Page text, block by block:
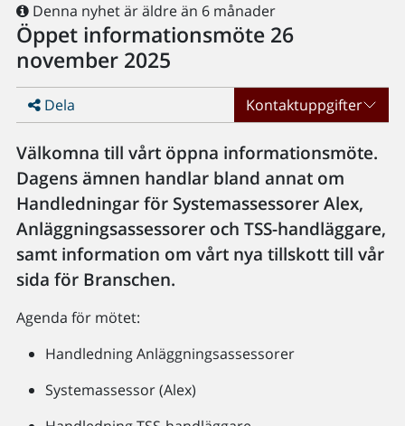
Denna nyhet är äldre än 6 månader
Öppet informationsmöte 26
november 2025
Dela Kontaktuppgifter
Välkomna till vårt öppna informationsmöte.
Dagens ämnen handlar bland annat om
Handledningar för Systemassessorer Alex,
Anläggningsassessorer och TSS-handläggare,
samt information om vårt nya tillskott till vår
sida för Branschen.
Agenda för mötet:
Handledning Anläggningsassessorer
Systemassessor (Alex)